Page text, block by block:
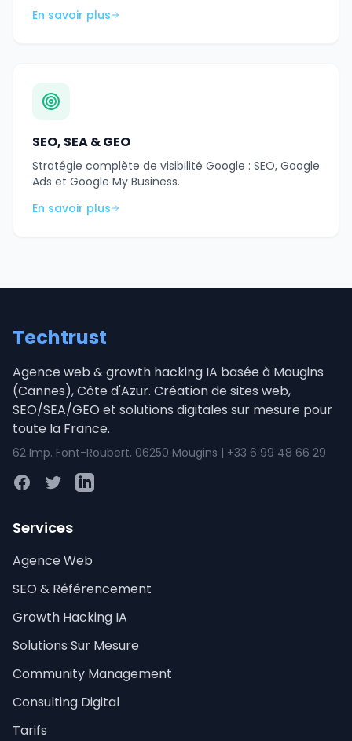
En savoir plus
SEO, SEA & GEO
Stratégie complète de visibilité Google : SEO, Google
Ads et Google My Business.
En savoir plus
Techtrust
Agence web & growth hacking IA basée à Mougins
(Cannes), Côte d'Azur. Création de sites web,
SEO/SEA/GEO et solutions digitales sur mesure pour
toute la France.
62 Imp. Font-Roubert, 06250 Mougins | +33 6 99 48 66 29
FacebookTwitterLinkedIn
Services
Agence Web
SEO & Référencement
Growth Hacking IA
Solutions Sur Mesure
Community Management
Consulting Digital
Tarifs